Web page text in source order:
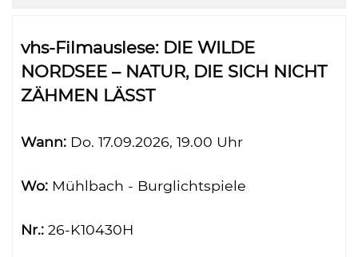
vhs-Filmauslese: DIE WILDE
NORDSEE – NATUR, DIE SICH NICHT
ZÄHMEN LÄSST
Wann: Do. 17.09.2026, 19.00 Uhr
Wo: Mühlbach - Burglichtspiele
Nr.: 26-K10430H